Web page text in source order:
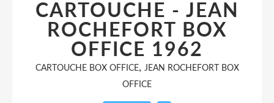
CARTOUCHE - JEAN
ROCHEFORT BOX
OFFICE 1962
CARTOUCHE BOX OFFICE, JEAN ROCHEFORT BOX
OFFICE